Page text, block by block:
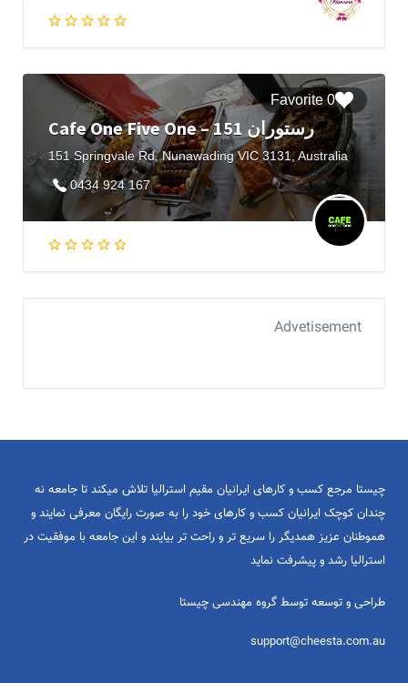
0 Favorite
Cafe One Five One – رستوران 151
151 Springvale Rd, Nunawading VIC 3131, Australia
0434 924 167
Advetisement
چیستا مرجع کسب و کارهای ایرانیان مقیم استرالیا تلاش میکند تا جامعه نه
چندان کوچک ایرانیان کسب و کارهای خود را به صورت رایگان معرفی نمایند و
هموطنان عزیز همدیگر را سریع تر و راحت تر بیایند و این جامعه با موفقیت در
استرالیا رشد و پیشرفت نماید
طراحی و توسعه توسط گروه مهندسی چیستا
support@cheesta.com.au